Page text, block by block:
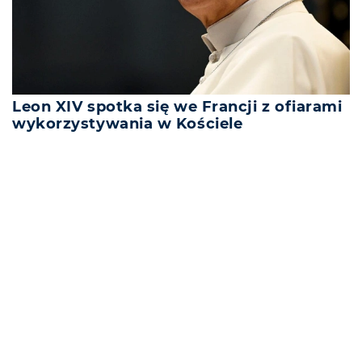
Leon XIV spotka się we Francji z ofiarami
wykorzystywania w Kościele